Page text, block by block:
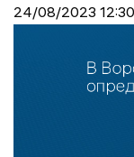
24/08/2023 12:30